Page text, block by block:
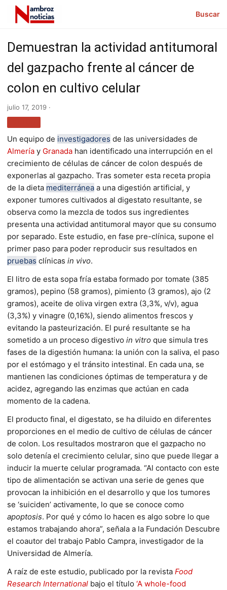
Buscar
Demuestran la actividad antitumoral
del gazpacho frente al cáncer de
colon en cultivo celular
julio 17, 2019 ·
Un equipo de investigadores de las universidades de
Almería y Granada han identificado una interrupción en el
crecimiento de células de cáncer de colon después de
exponerlas al gazpacho. Tras someter esta receta propia
de la dieta mediterránea a una digestión artificial, y
exponer tumores cultivados al digestato resultante, se
observa como la mezcla de todos sus ingredientes
presenta una actividad antitumoral mayor que su consumo
por separado. Este estudio, en fase pre-clínica, supone el
primer paso para poder reproducir sus resultados en
pruebas clínicas in vivo.
El litro de esta sopa fría estaba formado por tomate (385
gramos), pepino (58 gramos), pimiento (3 gramos), ajo (2
gramos), aceite de oliva virgen extra (3,3%, v/v), agua
(3,3%) y vinagre (0,16%), siendo alimentos frescos y
evitando la pasteurización. El puré resultante se ha
sometido a un proceso digestivo in vitro que simula tres
fases de la digestión humana: la unión con la saliva, el paso
por el estómago y el tránsito intestinal. En cada una, se
mantienen las condiciones óptimas de temperatura y de
acidez, agregando las enzimas que actúan en cada
momento de la cadena.
El producto final, el digestato, se ha diluido en diferentes
proporciones en el medio de cultivo de células de cáncer
de colon. Los resultados mostraron que el gazpacho no
solo detenía el crecimiento celular, sino que puede llegar a
inducir la muerte celular programada. “Al contacto con este
tipo de alimentación se activan una serie de genes que
provocan la inhibición en el desarrollo y que los tumores
se ‘suiciden’ activamente, lo que se conoce como
apoptosis. Por qué y cómo lo hacen es algo sobre lo que
estamos trabajando ahora”, señala a la Fundación Descubre
el coautor del trabajo Pablo Campra, investigador de la
Universidad de Almería.
A raíz de este estudio, publicado por la revista Food
Research International bajo el título ‘A whole-food